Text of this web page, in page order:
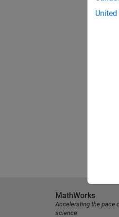
MathWorks
Accelerating the pace
science